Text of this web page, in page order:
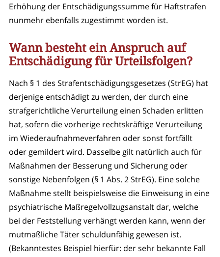
Erhöhung der Entschädigungssumme für Haftstrafen
nunmehr ebenfalls zugestimmt worden ist.
Wann besteht ein Anspruch auf
Entschädigung für Urteilsfolgen?
Nach § 1 des Strafentschädigungsgesetzes (StrEG) hat
derjenige entschädigt zu werden, der durch eine
strafgerichtliche Verurteilung einen Schaden erlitten
hat, sofern die vorherige rechtskräftige Verurteilung
im Wiederaufnahmeverfahren oder sonst fortfällt
oder gemildert wird. Dasselbe gilt natürlich auch für
Maßnahmen der Besserung und Sicherung oder
sonstige Nebenfolgen (§ 1 Abs. 2 StrEG). Eine solche
Maßnahme stellt beispielsweise die Einweisung in eine
psychiatrische Maßregelvollzugsanstalt dar, welche
bei der Feststellung verhängt werden kann, wenn der
mutmaßliche Täter schuldunfähig gewesen ist.
(Bekanntestes Beispiel hierfür: der sehr bekannte Fall